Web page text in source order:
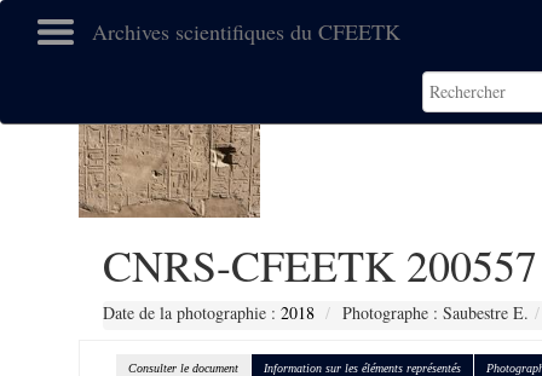
Archives scientifiques du CFEETK
CNRS-CFEETK 200557
Date de la photographie : 2018 Photographe : Saubestre E.
Consulter le document Information sur les éléments représentés